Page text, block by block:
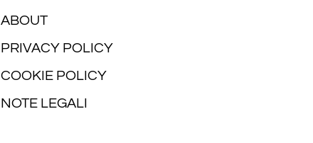
ABOUT
PRIVACY POLICY
COOKIE POLICY
NOTE LEGALI